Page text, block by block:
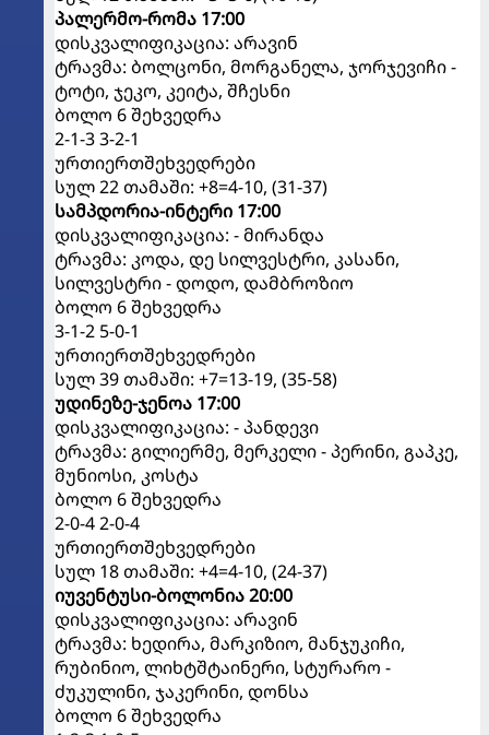
პალერმო-რომა 17:00
დისკვალიფიკაცია: არავინ
ტრავმა: ბოლცონი, მორგანელა, ჯორჯევიჩი -
ტოტი, ჯეკო, კეიტა, შჩესნი
ბოლო 6 შეხვედრა
2-1-3 3-2-1
ურთიერთშეხვედრები
სულ 22 თამაში: +8=4-10, (31-37)
სამპდორია-ინტერი 17:00
დისკვალიფიკაცია: - მირანდა
ტრავმა: კოდა, დე სილვესტრი, კასანი,
სილვესტრი - დოდო, დამბროზიო
ბოლო 6 შეხვედრა
3-1-2 5-0-1
ურთიერთშეხვედრები
სულ 39 თამაში: +7=13-19, (35-58)
უდინეზე-ჯენოა 17:00
დისკვალიფიკაცია: - პანდევი
ტრავმა: გილიერმე, მერკელი - პერინი, გაპკე,
მუნიოსი, კოსტა
ბოლო 6 შეხვედრა
2-0-4 2-0-4
ურთიერთშეხვედრები
სულ 18 თამაში: +4=4-10, (24-37)
იუვენტუსი-ბოლონია 20:00
დისკვალიფიკაცია: არავინ
ტრავმა: ხედირა, მარკიზიო, მანჯუკიჩი,
რუბინიო, ლიხტშტაინერი, სტურარო -
ძუკულინი, ჯაკერინი, დონსა
ბოლო 6 შეხვედრა